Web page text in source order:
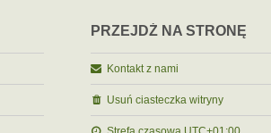
PRZEJDŹ NA STRONĘ
Kontakt z nami
Usuń ciasteczka witryny